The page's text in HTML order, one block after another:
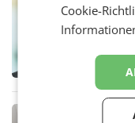
Cookie-